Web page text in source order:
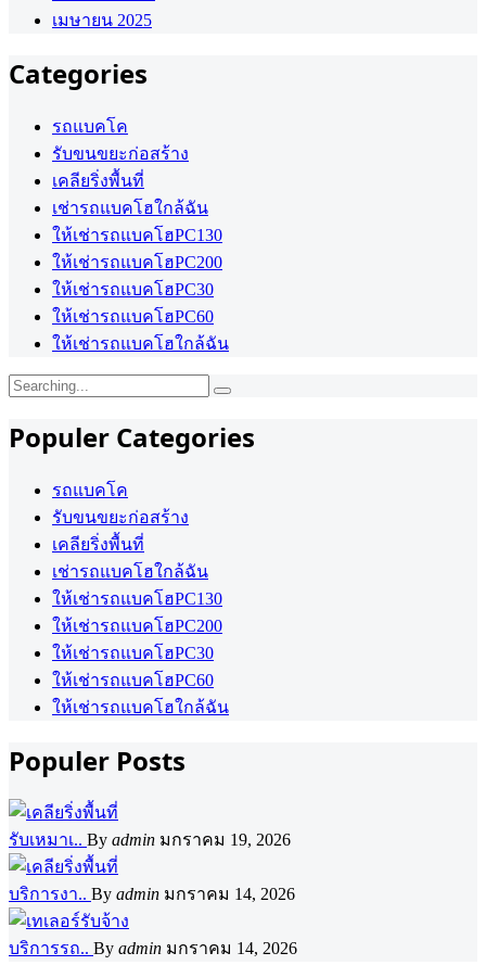
เมษายน 2025
Categories
รถแบคโค
รับขนขยะก่อสร้าง
เคลียริ่งพื้นที่
เช่ารถแบคโฮใกล้ฉัน
ให้เช่ารถแบคโฮPC130
ให้เช่ารถแบคโฮPC200
ให้เช่ารถแบคโฮPC30
ให้เช่ารถแบคโฮPC60
ให้เช่ารถแบคโฮใกล้ฉัน
Search
Populer Categories
รถแบคโค
รับขนขยะก่อสร้าง
เคลียริ่งพื้นที่
เช่ารถแบคโฮใกล้ฉัน
ให้เช่ารถแบคโฮPC130
ให้เช่ารถแบคโฮPC200
ให้เช่ารถแบคโฮPC30
ให้เช่ารถแบคโฮPC60
ให้เช่ารถแบคโฮใกล้ฉัน
Populer Posts
รับเหมาเ.. By admin มกราคม 19, 2026
บริการงา.. By admin มกราคม 14, 2026
บริการรถ.. By admin มกราคม 14, 2026